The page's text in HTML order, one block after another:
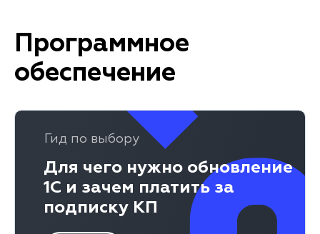
Программное
обеспечение
Гид по выбору
Для чего нужно обновление
1С и зачем платить за
подписку КП